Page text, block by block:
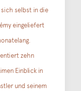
selbst in die
eingeliefert
zehn
Einblick in
und seinem